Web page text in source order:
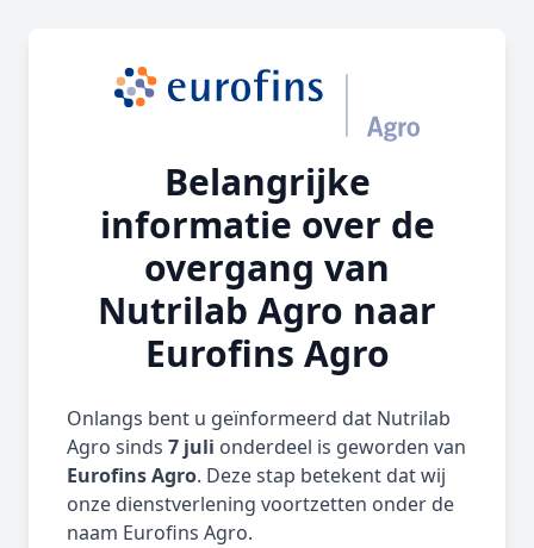
Belangrijke
informatie over de
overgang van
Nutrilab Agro naar
Eurofins Agro
Onlangs bent u geïnformeerd dat Nutrilab
Agro sinds 7 juli onderdeel is geworden van
Eurofins Agro. Deze stap betekent dat wij
onze dienstverlening voortzetten onder de
naam Eurofins Agro.